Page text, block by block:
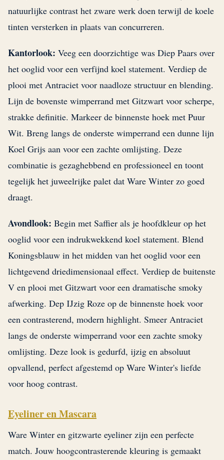
natuurlijke contrast het zware werk doen terwijl de koele
tinten versterken in plaats van concurreren.
Kantorlook: Veeg een doorzichtige was Diep Paars over
het ooglid voor een verfijnd koel statement. Verdiep de
plooi met Antraciet voor naadloze structuur en blending.
Lijn de bovenste wimperrand met Gitzwart voor scherpe,
strakke definitie. Markeer de binnenste hoek met Puur
Wit. Breng langs de onderste wimperrand een dunne lijn
Koel Grijs aan voor een zachte omlijsting. Deze
combinatie is gezaghebbend en professioneel en toont
tegelijk het juweelrijke palet dat Ware Winter zo goed
draagt.
Avondlook: Begin met Saffier als je hoofdkleur op het
ooglid voor een indrukwekkend koel statement. Blend
Koningsblauw in het midden van het ooglid voor een
lichtgevend driedimensionaal effect. Verdiep de buitenste
V en plooi met Gitzwart voor een dramatische smoky
afwerking. Dep IJzig Roze op de binnenste hoek voor
een contrasterend, modern highlight. Smeer Antraciet
langs de onderste wimperrand voor een zachte smoky
omlijsting. Deze look is gedurfd, ijzig en absoluut
opvallend, perfect afgestemd op Ware Winter's liefde
voor hoog contrast.
Eyeliner en Mascara
Ware Winter en gitzwarte eyeliner zijn een perfecte
match. Jouw hoogcontrasterende kleuring is gemaakt